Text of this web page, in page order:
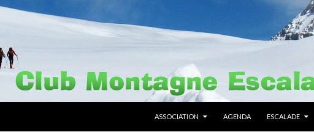
ASSOCIATION
AGENDA ESCALADE